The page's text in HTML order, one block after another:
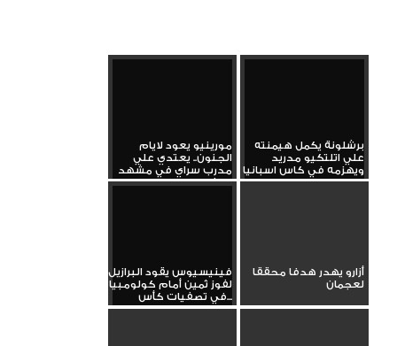
برشلونة يكمل هيمنته
علي اتلتكيو مدريد
ويهزمه في كاس اسبانيا
ليضرب...
مورينيو يعود لايام
الجنون.. يعتدي علي
مدرب سراي في مشهد
كارثي
أزارو يهدر هدفا محققا
لعجمان
فينيسيوس يقود البرازيل
لفوز ثمين أمام كولومبيا
في تصفيات كأس...